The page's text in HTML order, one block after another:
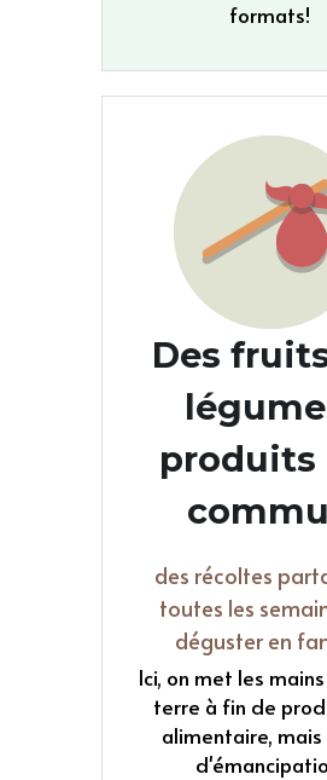
formats!
Des
produits
des récoltes
toutes les
déguster en
Ici, on met les
terre à fin de
alimentaire, mais